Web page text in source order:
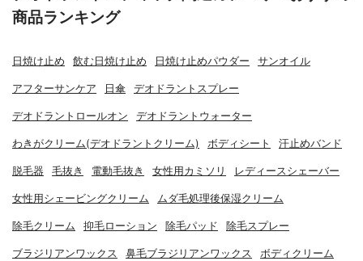
商品ランキング
日焼け止め 飲む日焼け止め 日焼け止めパウダー サンオイル
アフターサンケア 日傘 デオドラントスプレー
デオドラントロールオン デオドラントウォーター
わきがクリーム(デオドラントクリーム) ボディシート 汗止めバンド
脱毛器 毛抜き 電動毛抜き 女性用カミソリ レディースシェーバー
女性用シェービングクリーム ムダ毛処理後保湿クリーム
除毛クリーム 抑毛ローション 除毛パッド 除毛スプレー
ブラジリアンワックス 鼻毛ブラジリアンワックス ボディクリーム